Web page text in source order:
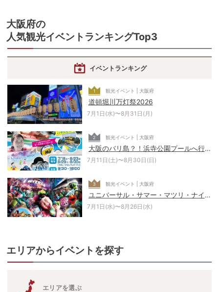
大阪府の
人気観光イベントランキングTop3
イベントランキング
1 観光イベント | 大阪府
道頓堀川万灯祭2026
7月1日(水)〜8月31日(月)
2 観光イベント | 大阪府
大阪のバリ島？！浜寺公園プールへ行こ
う！！
7月11日(土)〜8月30日(日)
3 観光イベント | 大阪府
ユニバーサル・サマー・マツリ・ナイト
～ネオン・グロウアップ～
7月1日(水)〜8月26日(水)
エリアからイベントを探す
エリアを選ぶ